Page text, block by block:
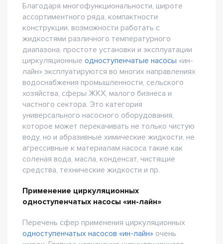
Благодаря многофункциональности, широте
ассортиментного ряда, компактности
конструкции, возможности работать с
жидкостями различного температурного
диапазона, простоте установки и эксплуатации
циркуляционные одноступенчатые насосы «ин-
лайн» эксплуатируются во многих направлениях
водоснабжения промышленности, сельского
хозяйства, сферы ЖКХ, малого бизнеса и
частного сектора. Это категория
универсального насосного оборудования,
которое может перекачивать не только чистую
воду, но и абразивные химические жидкости, не
агрессивные к материалам насоса такие как
соленая вода, масла, конденсат, чистящие
средства, технические жидкости и пр.
Применение циркуляционных
одноступенчатых насосы «ин-лайн»
Перечень сфер применения циркуляционных
одноступенчатых насосов «ин-лайн» очень